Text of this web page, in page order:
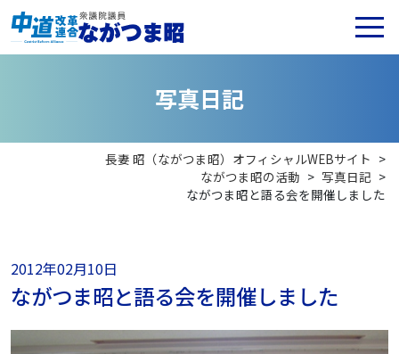
写真日記
長妻 昭（ながつま昭）オフィシャルWEBサイト >
ながつま昭の活動 > 写真日記 >
ながつま昭と語る会を開催しました
2012年02月10日
ながつま昭と語る会を開催しました